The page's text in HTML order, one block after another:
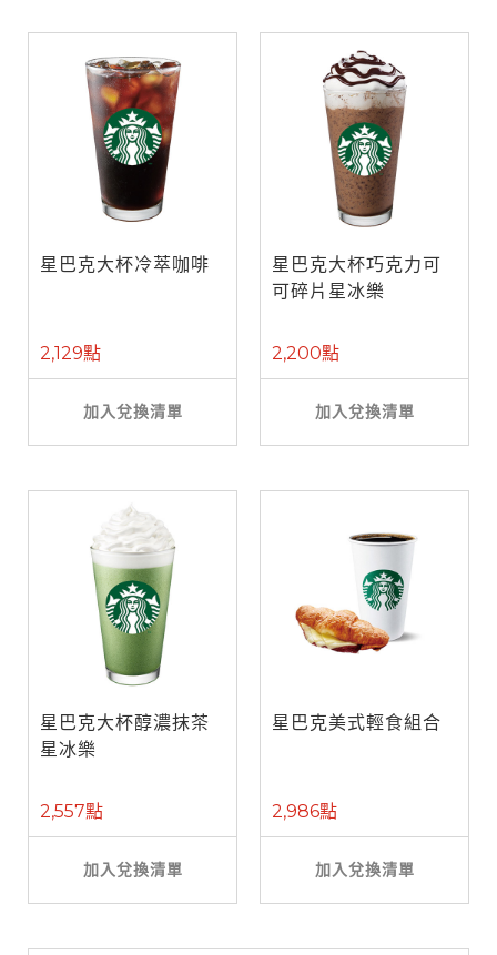
星巴克大杯冷萃咖啡
2,129點
加入兌換清單
星巴克大杯巧克力可
可碎片星冰樂
2,200點
加入兌換清單
星巴克大杯醇濃抹茶
星冰樂
2,557點
加入兌換清單
星巴克美式輕食組合
2,986點
加入兌換清單